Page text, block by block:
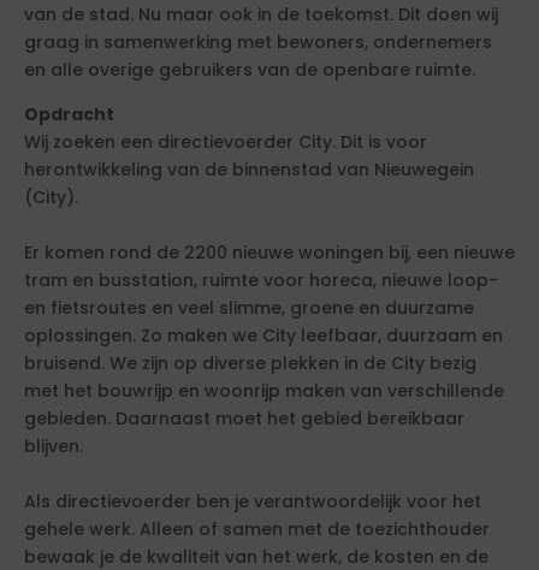
van de stad. Nu maar ook in de toekomst. Dit doen wij
graag in samenwerking met bewoners, ondernemers
en alle overige gebruikers van de openbare ruimte.
Opdracht
Wij zoeken een directievoerder City. Dit is voor
herontwikkeling van de binnenstad van Nieuwegein
(City).
Er komen rond de 2200 nieuwe woningen bij, een nieuwe
tram en busstation, ruimte voor horeca, nieuwe loop-
en fietsroutes en veel slimme, groene en duurzame
oplossingen. Zo maken we City leefbaar, duurzaam en
bruisend. We zijn op diverse plekken in de City bezig
met het bouwrijp en woonrijp maken van verschillende
gebieden. Daarnaast moet het gebied bereikbaar
blijven.
Als directievoerder ben je verantwoordelijk voor het
gehele werk. Alleen of samen met de toezichthouder
bewaak je de kwaliteit van het werk, de kosten en de